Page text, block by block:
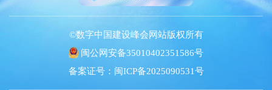
©数字中国建设峰会网站版权所有
闽公网安备35010402351586号
备案证号：闽ICP备2025090531号